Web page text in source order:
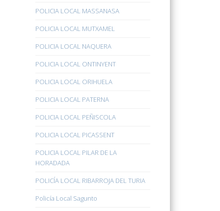
POLICIA LOCAL MASSANASA
POLICIA LOCAL MUTXAMEL
POLICIA LOCAL NAQUERA
POLICIA LOCAL ONTINYENT
POLICIA LOCAL ORIHUELA
POLICIA LOCAL PATERNA
POLICIA LOCAL PEÑISCOLA
POLICIA LOCAL PICASSENT
POLICIA LOCAL PILAR DE LA
HORADADA
POLICÍA LOCAL RIBARROJA DEL TURIA
Policía Local Sagunto